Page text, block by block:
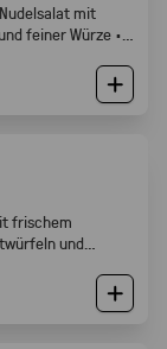
mit
feiner Würze ·
frischem
und